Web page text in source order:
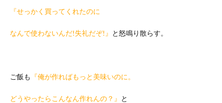
『せっかく買ってくれたのに
なんで使わないんだ!失礼だぞ!』 と怒鳴り散らす。
ご飯も 『俺が作ればもっと美味いのに。
どうやったらこんなん作れんの？』 と